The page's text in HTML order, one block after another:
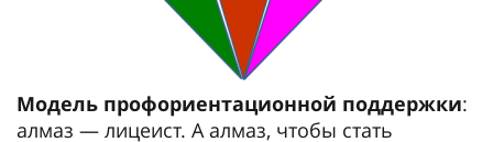
Модель профориентационной поддержки:
алмаз — лицеист. А алмаз, чтобы стать